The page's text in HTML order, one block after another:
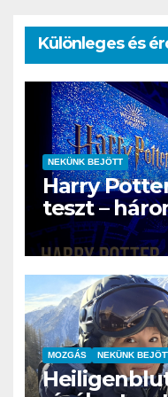
Különleges és
NEKÜNK BEJÖTT
Harry
teszt –
rajongó és
nap
MOZGÁS NEKÜNK